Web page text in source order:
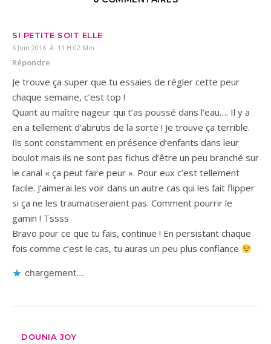
SI PETITE SOIT ELLE
6 Juin 2016 À 11 H 02 Min
Répondre
Je trouve ça super que tu essaies de régler cette peur
chaque semaine, c’est top !
Quant au maître nageur qui t’as poussé dans l’eau…. Il y a
en a tellement d’abrutis de la sorte ! Je trouve ça terrible.
Ils sont constamment en présence d’enfants dans leur
boulot mais ils ne sont pas fichus d’être un peu branché sur
le canal « ça peut faire peur ». Pour eux c’est tellement
facile. J’aimerai les voir dans un autre cas qui les fait flipper
si ça ne les traumatiseraient pas. Comment pourrir le
gamin ! Tssss
Bravo pour ce que tu fais, continue ! En persistant chaque
fois comme c’est le cas, tu auras un peu plus confiance
chargement…
DOUNIA JOY